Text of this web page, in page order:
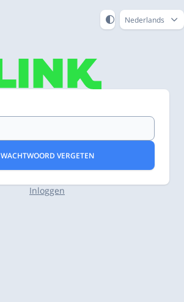
Nederlands
WACHTWOORD VERGETEN
Inloggen